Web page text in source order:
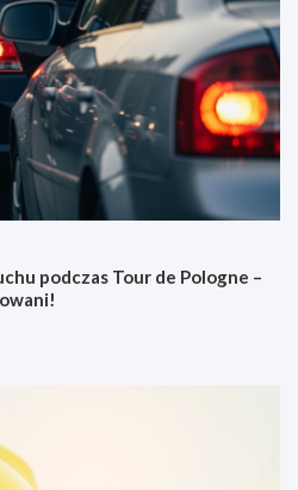
podczas Tour de Pologne –